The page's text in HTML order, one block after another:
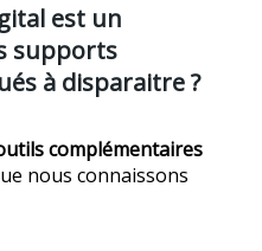
est un
supports
à disparaitre ?
complémentaires
nous connaissons